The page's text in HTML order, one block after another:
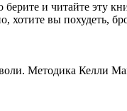
берите и читайте
вы похудеть,
Методика Келли